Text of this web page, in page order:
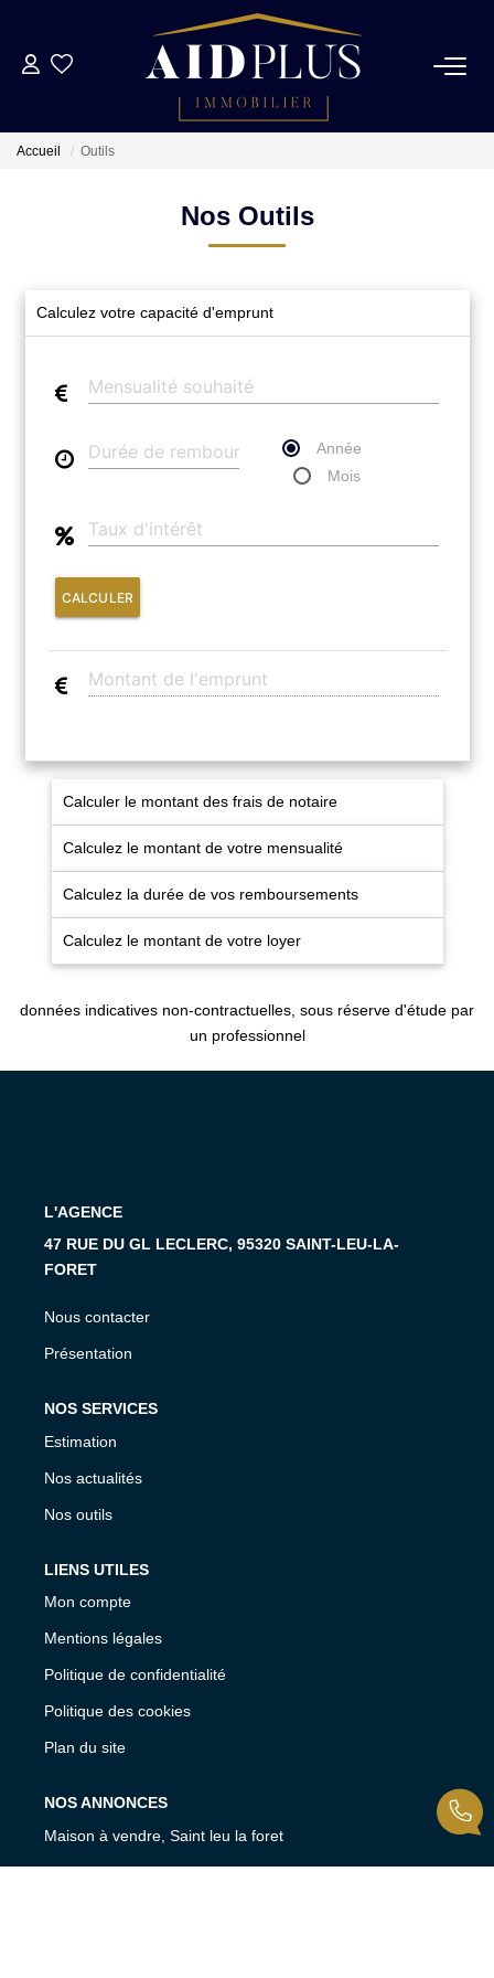
NOS BIENS
Biens Vendus
NOUS CONTACTER
Accueil Outils
Nos Outils
Calculez votre capacité d'emprunt
Année
Mois
CALCULER
Calculer le montant des frais de notaire
Calculez le montant de votre mensualité
Calculez la durée de vos remboursements
Calculez le montant de votre loyer
données indicatives non-contractuelles, sous réserve d'étude par
un professionnel
L'AGENCE
47 RUE DU GL LECLERC, 95320 SAINT-LEU-LA-
FORET
Nous contacter
Présentation
NOS SERVICES
Estimation
Nos actualités
Nos outils
LIENS UTILES
Mon compte
Mentions légales
Politique de confidentialité
Politique des cookies
Plan du site
NOS ANNONCES
Maison à vendre, Saint leu la foret
Appartement à vendre, Saint leu la foret